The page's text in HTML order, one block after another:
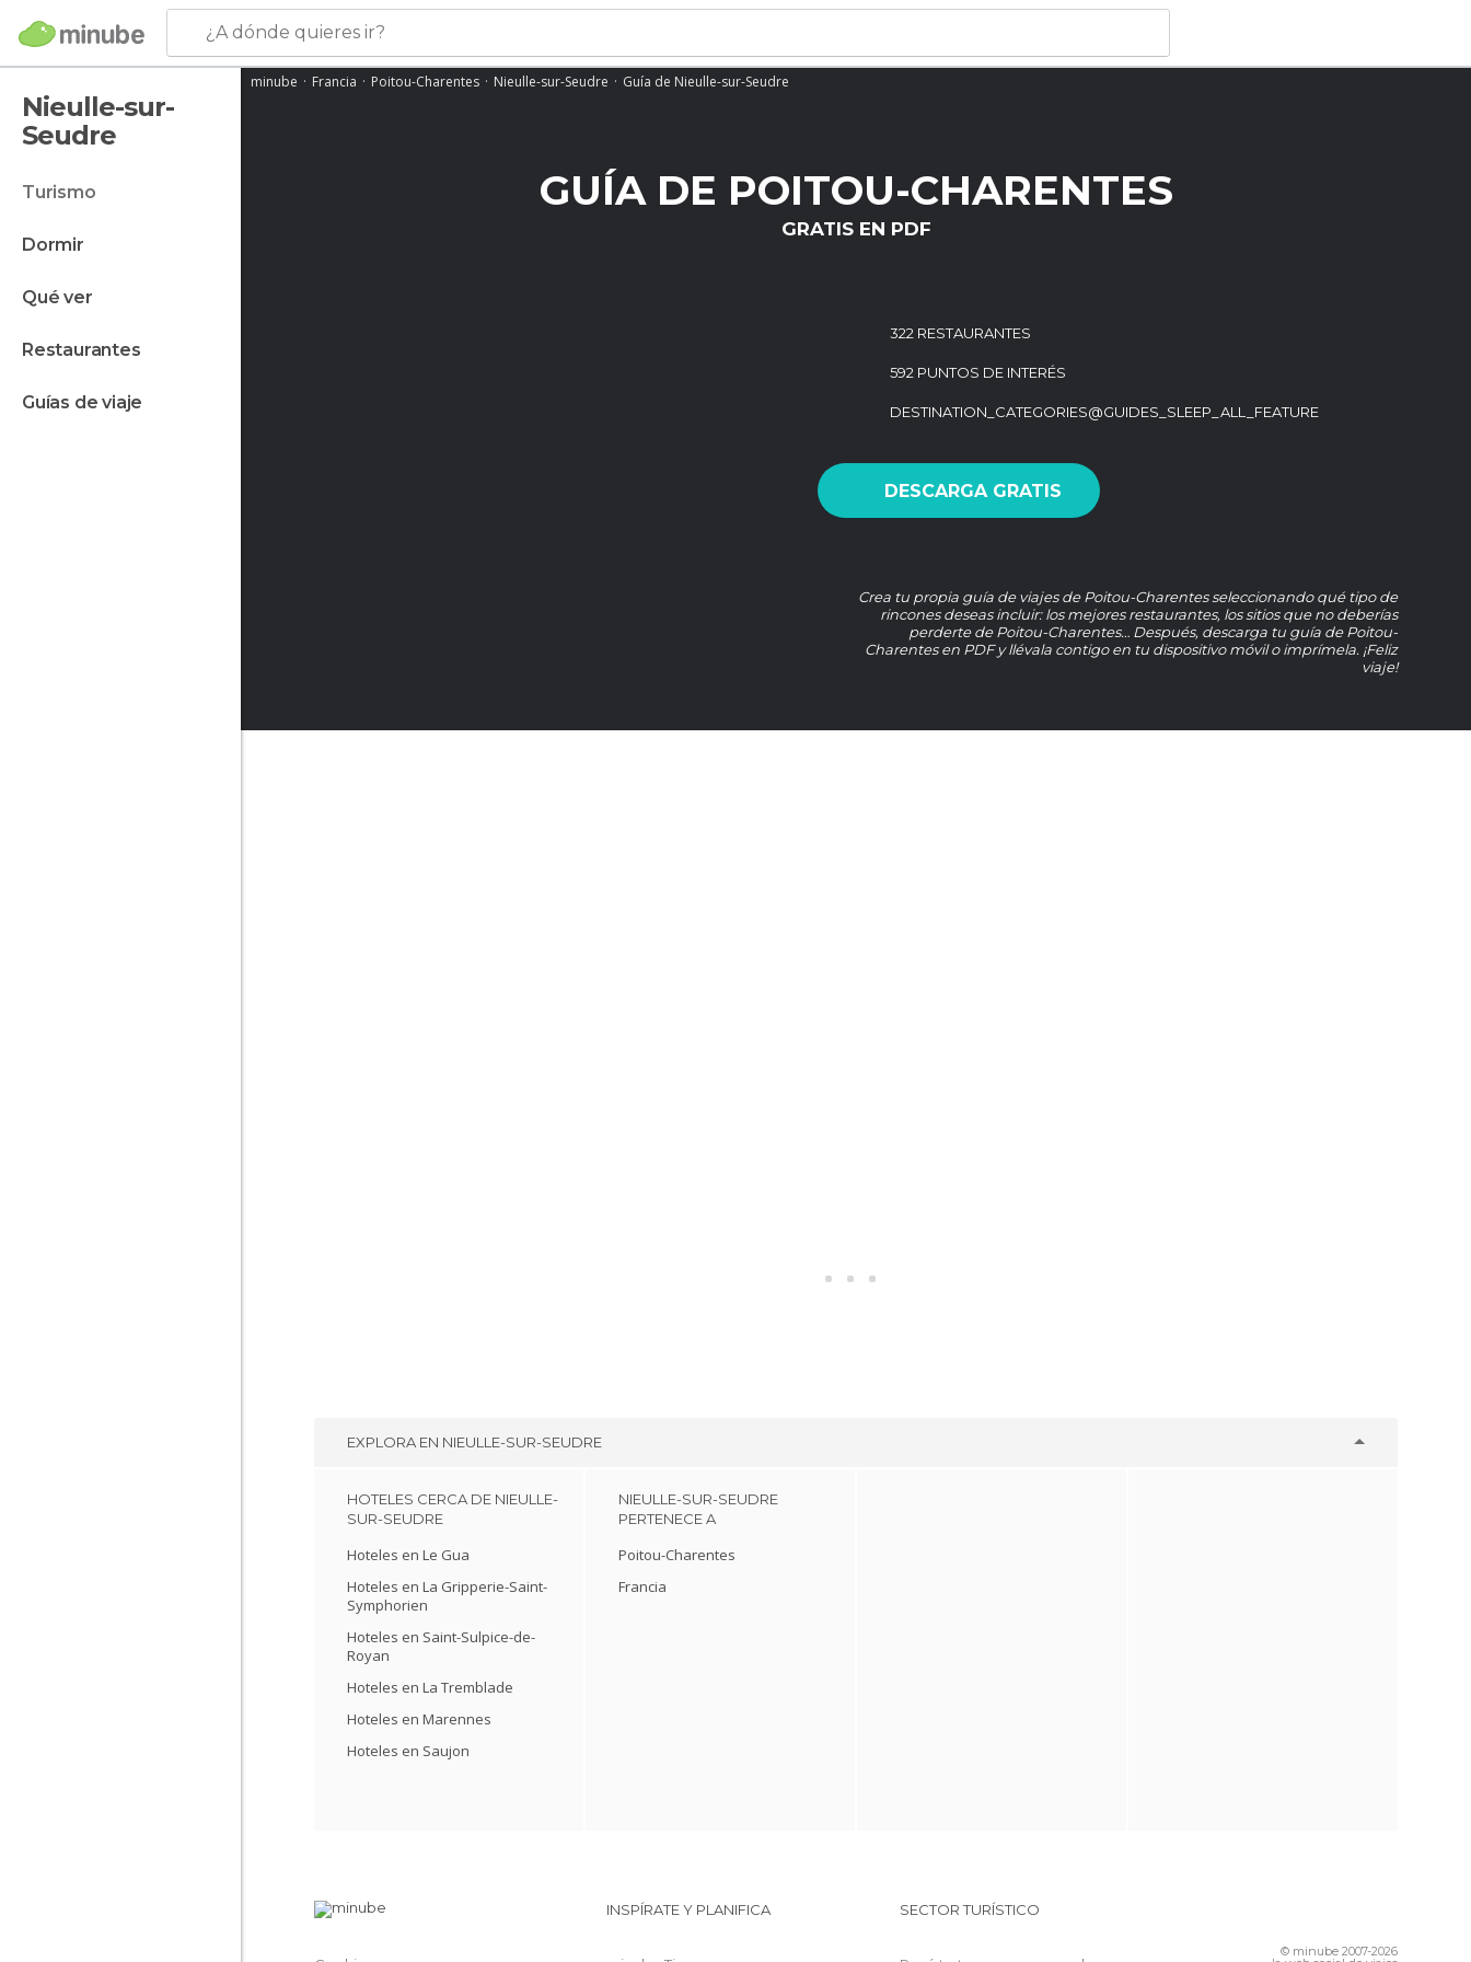
¿A dónde quieres ir?
Nieulle-sur-
Seudre
turismo
dormir
qué ver
restaurantes
guías de viaje
minube Francia Poitou-Charentes Nieulle-sur-Seudre Guía de Nieulle-sur-Seudre
GUÍA DE POITOU-CHARENTES
GRATIS EN PDF
322 RESTAURANTES
592 PUNTOS DE INTERÉS
DESTINATION_CATEGORIES@GUIDES_SLEEP_ALL_FEATURE
DESCARGA GRATIS
Crea tu propia guía de viajes de Poitou-Charentes seleccionando qué tipo de
rincones deseas incluir: los mejores restaurantes, los sitios que no deberías
perderte de Poitou-Charentes… Después, descarga tu guía de Poitou-
Charentes en PDF y llévala contigo en tu dispositivo móvil o imprímela. ¡Feliz
viaje!
EXPLORA EN NIEULLE-SUR-SEUDRE
HOTELES CERCA DE NIEULLE-
SUR-SEUDRE
Hoteles en Le Gua
Hoteles en La Gripperie-Saint-
Symphorien
Hoteles en Saint-Sulpice-de-
Royan
Hoteles en La Tremblade
Hoteles en Marennes
Hoteles en Saujon
NIEULLE-SUR-SEUDRE
PERTENECE A
Poitou-Charentes
Francia
INSPÍRATE Y PLANIFICA SECTOR TURÍSTICO
© minube 2007-2026